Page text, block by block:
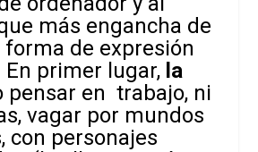
más engancha de
forma de expresión
primer lugar, la
pensar en trabajo, ni
vagar por mundos
con personajes